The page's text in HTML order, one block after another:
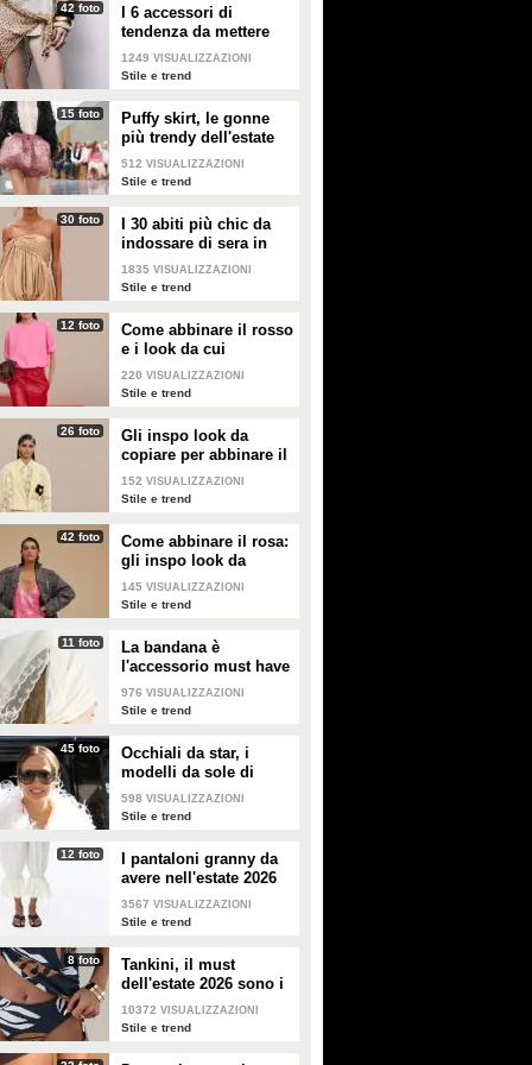
42 foto
I 6 accessori di
tendenza da mettere
nella valigia dell'estate
2026
1249 VISUALIZZAZIONI
Stile e trend
15 foto
Puffy skirt, le gonne
più trendy dell'estate
2026 sono quelle a
palloncino
512 VISUALIZZAZIONI
Stile e trend
30 foto
I 30 abiti più chic da
indossare di sera in
estate
1835 VISUALIZZAZIONI
Stile e trend
12 foto
Come abbinare il rosso
e i look da cui
prendere ispirazione
220 VISUALIZZAZIONI
Stile e trend
26 foto
Gli inspo look da
copiare per abbinare il
giallo
152 VISUALIZZAZIONI
Stile e trend
42 foto
Come abbinare il rosa:
gli inspo look da
copiare
145 VISUALIZZAZIONI
Stile e trend
11 foto
La bandana è
l'accessorio must have
dell'estate 2026: i
modelli di tendenza
976 VISUALIZZAZIONI
Stile e trend
45 foto
Occhiali da star, i
modelli da sole di
tendenza per l'estate
2026
598 VISUALIZZAZIONI
Stile e trend
12 foto
I pantaloni granny da
avere nell'estate 2026
3567 VISUALIZZAZIONI
Stile e trend
8 foto
Tankini, il must
dell'estate 2026 sono i
costumi con la canotta
10372 VISUALIZZAZIONI
Stile e trend